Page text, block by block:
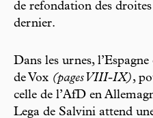
de refondation des
dernier.
Dans les urnes, l’Espagne
de Vox (pages VIII-IX),
celle de l’AfD en
Lega de Salvini attend